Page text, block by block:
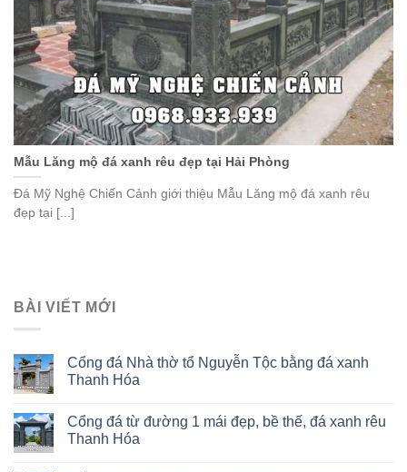
Mẫu Lăng mộ đá xanh rêu đẹp tại Hải Phòng
Đá Mỹ Nghệ Chiến Cảnh giới thiệu Mẫu Lăng mộ đá xanh rêu
đẹp tại [...]
BÀI VIẾT MỚI
Cổng đá Nhà thờ tổ Nguyễn Tộc bằng đá xanh
Thanh Hóa
Cổng đá từ đường 1 mái đẹp, bề thế, đá xanh rêu
Thanh Hóa